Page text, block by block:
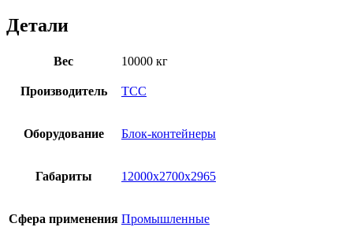
Детали
Вес 10000 кг
Производитель ТСС
Оборудование Блок-контейнеры
Габариты 12000х2700х2965
Сфера применения Промышленные